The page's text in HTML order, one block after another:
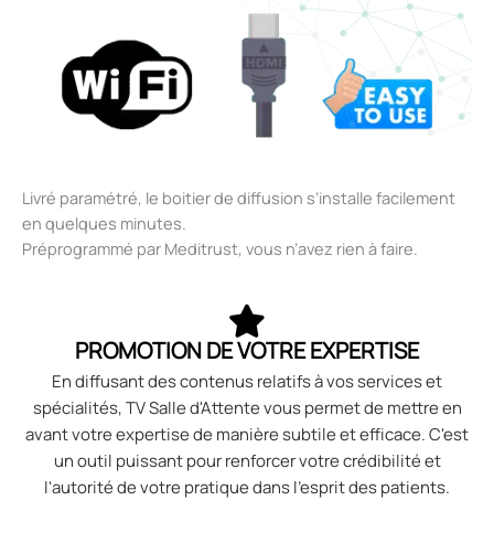
Livré paramétré, le boitier de diffusion s’installe facilement
en quelques minutes.
Préprogrammé par Meditrust, vous n’avez rien à faire.
PROMOTION DE VOTRE EXPERTISE
En diffusant des contenus relatifs à vos services et
spécialités, TV Salle d'Attente vous permet de mettre en
avant votre expertise de manière subtile et efficace. C'est
un outil puissant pour renforcer votre crédibilité et
l'autorité de votre pratique dans l'esprit des patients.